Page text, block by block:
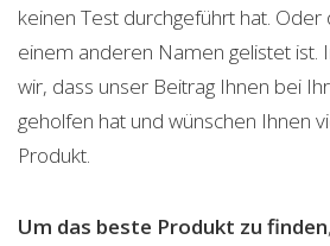
keinen Test durchgeführt hat.
einem anderen Namen gelistet ist.
wir, dass unser Beitrag Ihnen bei
geholfen hat und wünschen Ihnen
Produkt.
Um das beste Produkt zu finden